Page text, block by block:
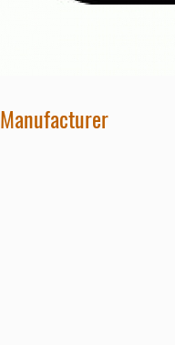
Manufacturer